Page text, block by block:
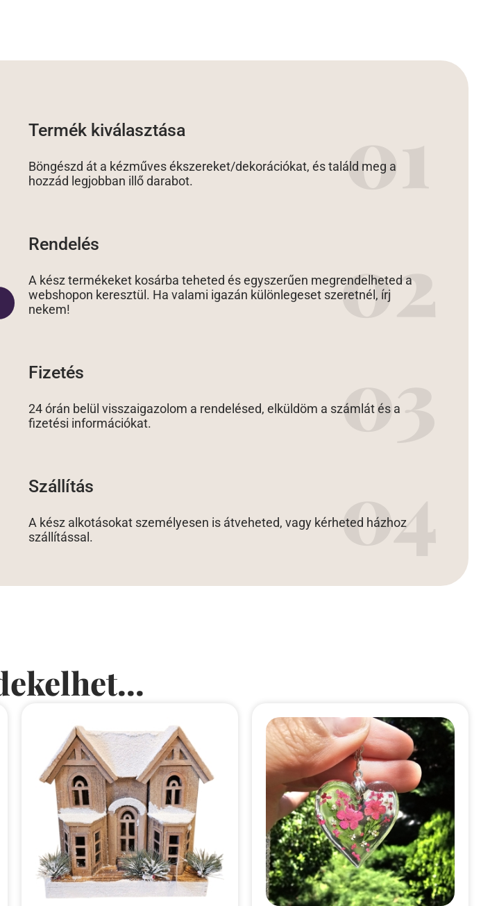
Termék kiválasztása
Böngészd át a kézműves ékszereket/dekorációkat, és találd meg a
hozzád legjobban illő darabot.
Rendelés
A kész termékeket kosárba teheted és egyszerűen megrendelheted a
webshopon keresztül. Ha valami igazán különlegeset szeretnél, írj
nekem!
Fizetés
24 órán belül visszaigazolom a rendelésed, elküldöm a számlát és a
fizetési információkat.
Szállítás
A kész alkotásokat személyesen is átveheted, vagy kérheted házhoz
szállítással.